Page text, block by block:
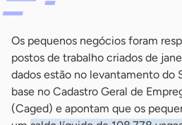
Os pequenos negócios foram
postos de trabalho criados de
dados estão no levantamento do
base no Cadastro Geral de
(Caged) e apontam que os